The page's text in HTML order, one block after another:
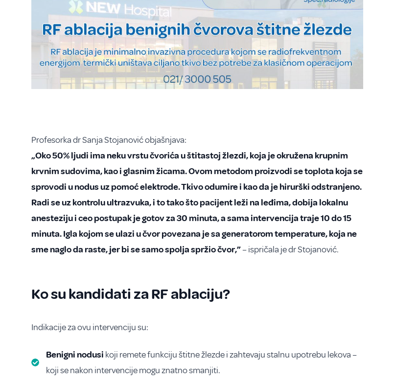
Profesorka dr Sanja Stojanović objašnjava:
„Oko 50% ljudi ima neku vrstu čvorića u štitastoj žlezdi, koja je okružena krupnim
krvnim sudovima, kao i glasnim žicama. Ovom metodom proizvodi se toplota koja se
sprovodi u nodus uz pomoć elektrode. Tkivo odumire i kao da je hirurški odstranjeno.
Radi se uz kontrolu ultrazvuka, i to tako što pacijent leži na leđima, dobija lokalnu
anesteziju i ceo postupak je gotov za 30 minuta, a sama intervencija traje 10 do 15
minuta. Igla kojom se ulazi u čvor povezana je sa generatorom temperature, koja ne
sme naglo da raste, jer bi se samo spolja spržio čvor,”– ispričala je dr Stojanović.
Ko su kandidati za RF ablaciju?
Indikacije za ovu intervenciju su:
Benigni nodusi koji remete funkciju štitne žlezde i zahtevaju stalnu upotrebu lekova –
koji se nakon intervencije mogu znatno smanjiti.